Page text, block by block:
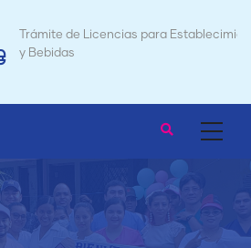
para Establecimientos de Alimentos